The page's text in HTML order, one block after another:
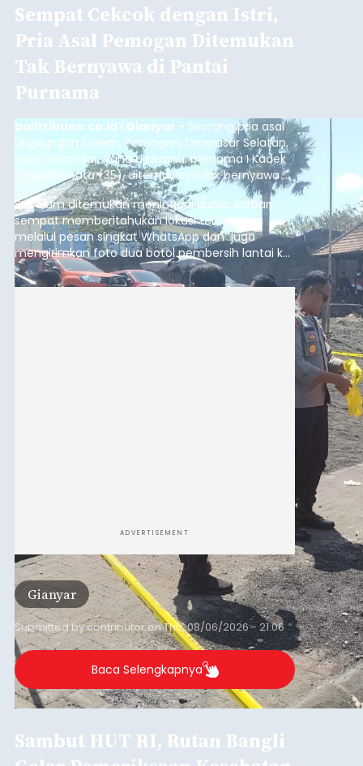
Sempat Cekcok dengan Istri,
Pria Asal Pemogan Ditemukan
Tak Bernyawa di Pantai
Purnama
balitribune.co.id I Gianyar - Seorang pria asal
Lingkungan Dalem, Pemogan, Denpasar Selatan,
Kota Denpasar, yang diketahui bernama I Kadek
Dedi Wiranata (35), ditemukan tidak bernyawa di
pesisir Pantai Purnama, Sukawati.
Sebelum ditemukan meninggal dunia, korban
sempat memberitahukan lokasi terakhirnya
melalui pesan singkat WhatsApp dan juga
mengirimkan foto dua botol pembersih lantai ke
istrinya.
ADVERTISEMENT
Gianyar
Submitted bycontributoronThu, 08/06/2026 - 21:06
Baca Selengkapnya
Sambut HUT RI, Rutan Bangli